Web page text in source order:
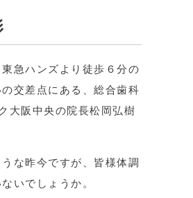
急ハンズより徒歩６分の
交差点にある、総合歯科
大阪中央の院長松岡弘樹
な昨今ですが、皆様体調
いでしょうか。